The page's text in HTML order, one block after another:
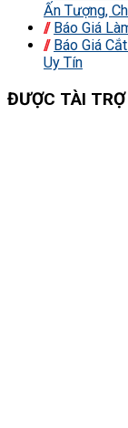
Ấn Tượng,
Báo Giá
Báo Giá
Uy Tín
ĐƯỢC TÀI TRỢ